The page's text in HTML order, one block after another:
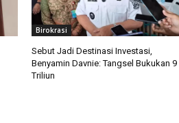
Birokrasi
Sebut Jadi Destinasi Investasi,
Benyamin Davnie: Tangsel Bukukan 9
Triliun